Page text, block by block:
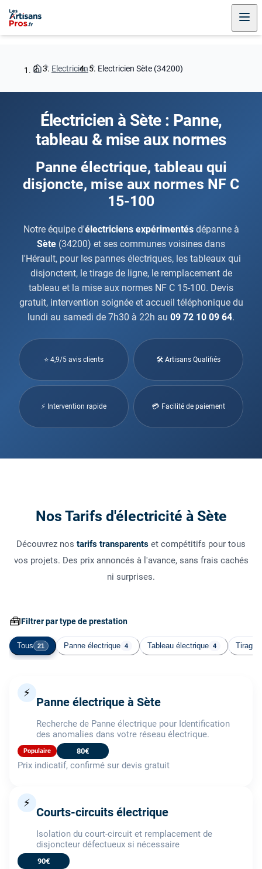
Electricien Electricien Sète (34200)
Électricien à Sète : Panne,
tableau & mise aux normes
Panne électrique, tableau qui
disjoncte, mise aux normes NF C
15-100
Notre équipe d'électriciens expérimentésdépanne à
Sète (34200) et ses communes voisines dans
l'Hérault, pour les pannes électriques, les tableaux qui
disjonctent, le tirage de ligne, le remplacement de
tableau et la mise aux normes NF C 15-100. Devis
gratuit, intervention soignée et accueil téléphonique du
lundi au samedi de 7h30 à 22h au 09 72 10 09 64.
⭐ 4,9/5 avis clients 🛠 Artisans Qualifiés
⚡ Intervention rapide 💳 Facilité de paiement
Nos Tarifs d'électricité à Sète
Découvrez nos tarifs transparents et compétitifs pour tous
vos projets. Des prix annoncés à l'avance, sans frais cachés
ni surprises.
🧰Filtrer par type de prestation
Tous 21 Panne électrique 4 Tableau électrique 4 Tirage
⚡
Panne électrique à Sète
Recherche de Panne électrique pour Identification
des anomalies dans votre réseau électrique.
Populaire 80€
Prix indicatif, confirmé sur devis gratuit
⚡
Courts-circuits électrique
Isolation du court-circuit et remplacement de
disjoncteur défectueux si nécessaire
90€